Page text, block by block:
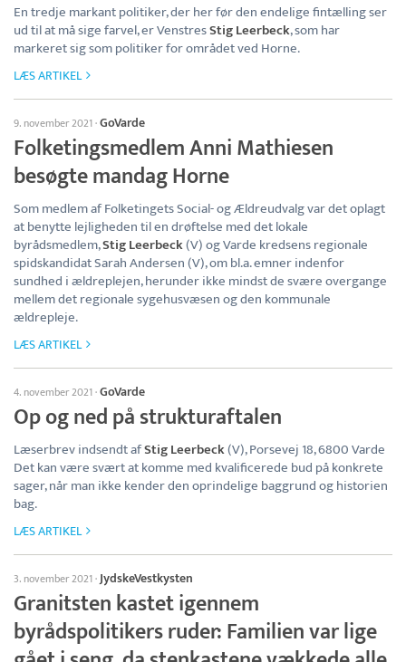
En tredje markant politiker, der her før den endelige fintælling ser
ud til at må sige farvel, er VenstresStig Leerbeck, som har
markeret sig som politiker for området ved Horne.
LÆS ARTIKEL
9. november 2021·GoVarde
Folketingsmedlem Anni Mathiesen
besøgte mandag Horne
Som medlem af Folketingets Social- og Ældreudvalg var det oplagt
at benytte lejligheden til en drøftelse med det lokale
byrådsmedlem,Stig Leerbeck(V) og Varde kredsens regionale
spidskandidat Sarah Andersen (V), om bl.a. emner indenfor
sundhed i ældreplejen, herunder ikke mindst de svære overgange
mellem det regionale sygehusvæsen og den kommunale
ældrepleje.
LÆS ARTIKEL
4. november 2021·GoVarde
Op og ned på strukturaftalen
Læserbrev indsendt afStig Leerbeck(V), Porsevej 18, 6800 Varde
Det kan være svært at komme med kvalificerede bud på konkrete
sager, når man ikke kender den oprindelige baggrund og historien
bag.
LÆS ARTIKEL
3. november 2021·JydskeVestkysten
Granitsten kastet igennem
byrådspolitikers ruder: Familien var lige